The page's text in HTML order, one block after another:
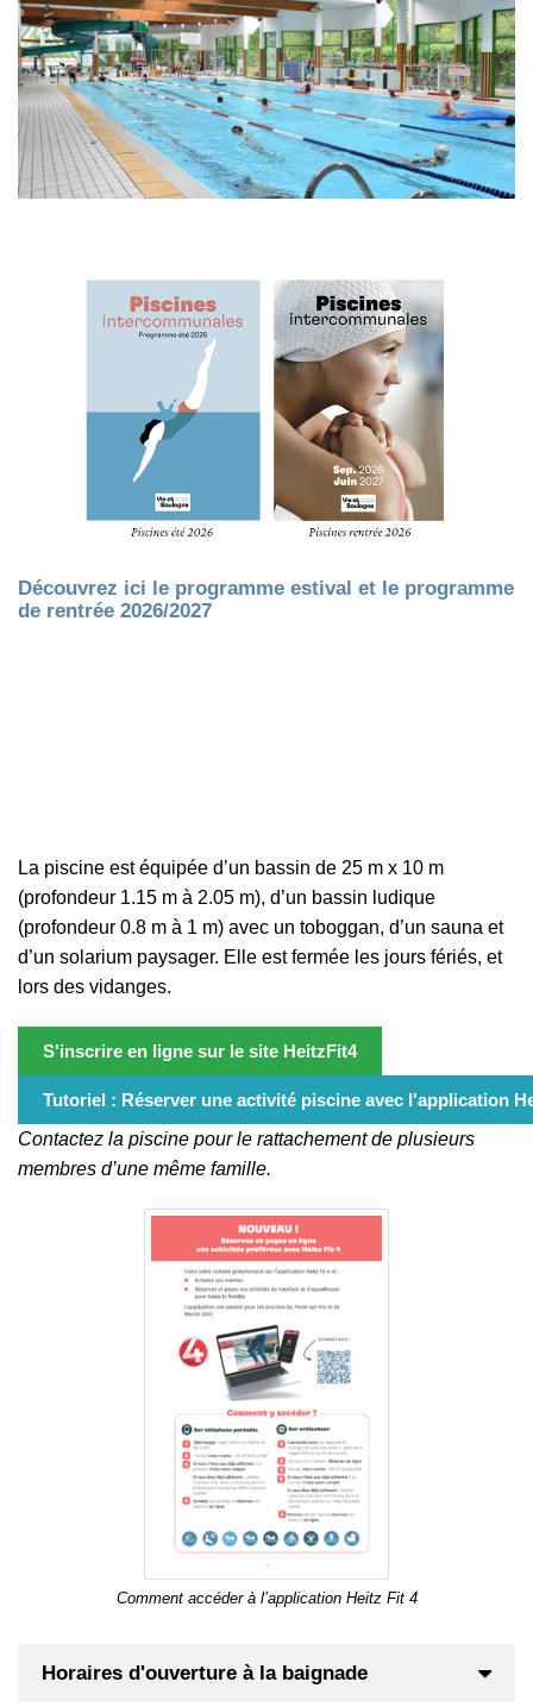
Découvrez ici le programme estival et le programme
de rentrée 2026/2027
La piscine est équipée d’un bassin de 25 m x 10 m
(profondeur 1.15 m à 2.05 m), d’un bassin ludique
(profondeur 0.8 m à 1 m) avec un toboggan, d’un sauna et
d’un solarium paysager. Elle est fermée les jours fériés, et
lors des vidanges.
S'inscrire en ligne sur le site HeitzFit4
Tutoriel : Réserver une activité piscine avec l'application
Contactez la piscine pour le rattachement de plusieurs
membres d’une même famille.
Comment accéder à l’application Heitz Fit 4
Horaires d'ouverture à la baignade